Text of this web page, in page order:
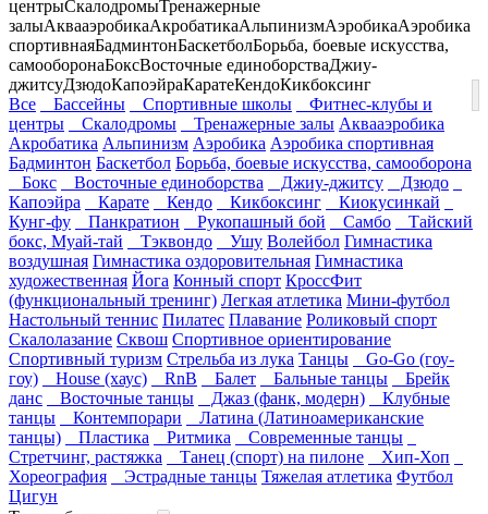
центрыСкалодромыТренажерные
залыАквааэробикаАкробатикаАльпинизмАэробикаАэробика
спортивнаяБадминтонБаскетболБорьба, боевые искусства,
самооборонаБоксВосточные единоборстваДжиу-
джитсуДзюдоКапоэйраКаратеКендоКикбоксинг
Все
Бассейны Спортивные школы
Фитнес-клубы и
центры
Скалодромы Тренажерные залы Аквааэробика
Акробатика Альпинизм Аэробика Аэробика спортивная
Бадминтон Баскетбол Борьба, боевые искусства, самооборона
Бокс
Восточные единоборства Джиу-джитсу
Дзюдо
Капоэйра
Карате Кендо Кикбоксинг
Киокусинкай
Кунг-фу
Панкратион Рукопашный бой Самбо
Тайский
бокс, Муай-тай
Тэквондо Ушу Волейбол Гимнастика
воздушная Гимнастика оздоровительная Гимнастика
художественная Йога Конный спорт КроссФит
(функциональный тренинг) Легкая атлетика Мини-футбол
Настольный теннис Пилатес Плавание Роликовый спорт
Скалолазание Сквош Спортивное ориентирование
Спортивный туризм Стрельба из лука Танцы
Go-Go (гоу-
гоу)
House (хаус) RnB Балет Бальные танцы
Брейк
данс
Восточные танцы Джаз (фанк, модерн)
Клубные
танцы
Контемпорари
Латина (Латиноамериканские
танцы)
Пластика Ритмика
Современные танцы
Стретчинг, растяжка
Танец (спорт) на пилоне
Хип-Хоп
Хореография
Эстрадные танцы Тяжелая атлетика Футбол
Цигун